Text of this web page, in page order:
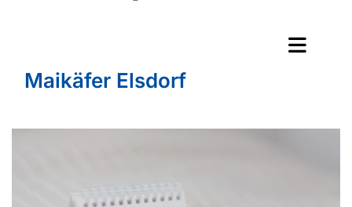
Maikäfer Elsdorf